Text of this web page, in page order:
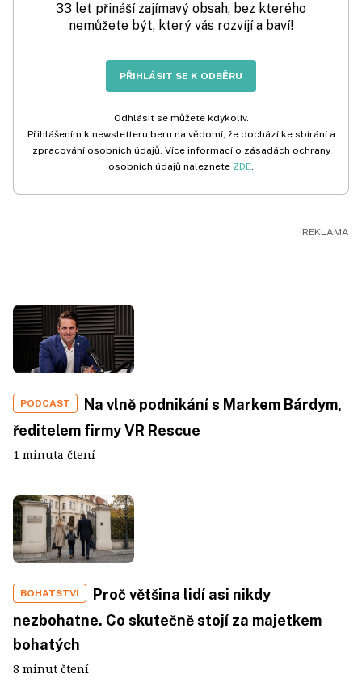
33 let přináší zajímavý obsah, bez kterého
nemůžete být, který vás rozvíjí a baví!
PŘIHLÁSIT SE K ODBĚRU
Odhlásit se můžete kdykoliv.
Přihlášením k newsletteru beru na vědomí, že dochází ke sbírání a
zpracování osobních údajů. Více informací o zásadách ochrany
osobních údajů naleznete ZDE.
PODCAST
Na vlně podnikání s Markem Bárdym,
ředitelem firmy VR Rescue
1 minuta čtení
BOHATSTVÍ
Proč většina lidí asi nikdy
nezbohatne. Co skutečně stojí za majetkem
bohatých
8 minut čtení